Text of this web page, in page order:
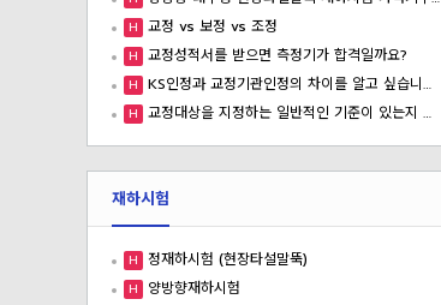
H 교정 vs 보정 vs 조정
H 교정성적서를 받으면 측정기가 합격일까요?
H KS인정과 교정기관인정의 차이를 알고 싶습니…
H 교정대상을 지정하는 일반적인 기준이 있는지 …
재하시험
H 정재하시험 (현장타설말뚝)
H 양방향재하시험